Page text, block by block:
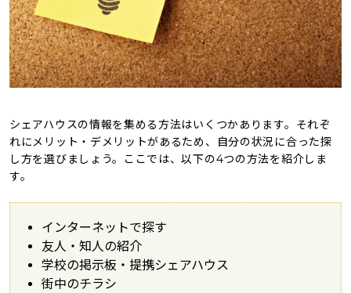
シェアハウスの情報を集める方法はいくつかあります。それぞ
れにメリット・デメリットがあるため、自分の状況に合った探
し方を選びましょう。ここでは、以下の4つの方法を紹介しま
す。
インターネットで探す
友人・知人の紹介
学校の掲示板・提携シェアハウス
街中のチラシ